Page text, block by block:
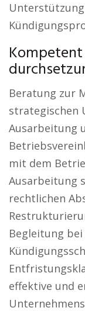
Beratung zur
strategischen
Ausarbeitung
mit dem
Ausarbeitung
rechtlichen
Begleitung
effektive und